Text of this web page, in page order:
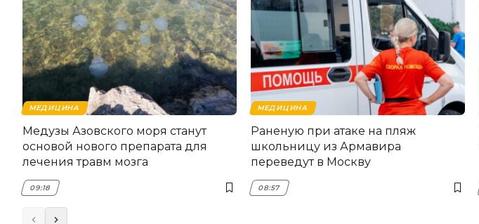
МЕДИЦИНА
Медузы Азовского моря станут
основой нового препарата для
лечения травм мозга
09:18
МЕДИЦИНА
Раненую при атаке на пляж
школьницу из Армавира
переведут в Москву
08:57